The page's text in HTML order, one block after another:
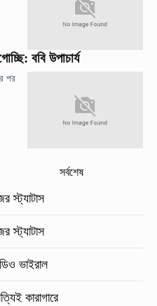
ববি উপাচার্য
পর
সর্বশেষ
স্ট্যাটাস
স্ট্যাটাস
ভাইরাল
কারাগারে